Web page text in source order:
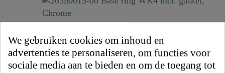
Chrome
Prijs
€ 17,00
incl. BTW | Gratis verzending
We gebruiken cookies om inhoud en
advertenties te personaliseren, om functies voor
sociale media aan te bieden en om de toegang tot